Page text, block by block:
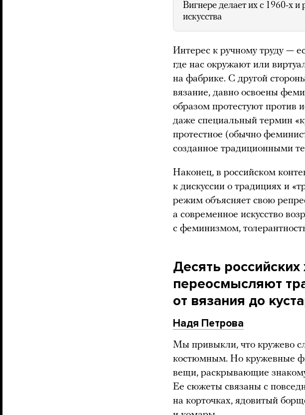
Вигнере делает их с 1960-х и
искусства
Интерес к ручному труду —
где нас окружают или
на фабрике. С другой
вязание, давно освоены
образом протестуют против
даже специальный термин
протестное (обычно
созданное традиционными
Наконец, в российском
к дискуссии о традициях и
режим объясняет свою
а современное искусство
с феминизмом,
Десять
переосмысляют
от вязания до
Надя Петрова
Мы привыкли, что кружево
костюмным. Но кружевные
вещи, раскрывающие
Ее сюжеты связаны с
на корточках, ядовитый